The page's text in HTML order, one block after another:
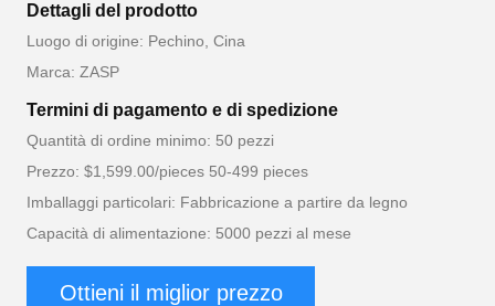
Dettagli del prodotto
Luogo di origine: Pechino, Cina
Marca: ZASP
Termini di pagamento e di spedizione
Quantità di ordine minimo: 50 pezzi
Prezzo: $1,599.00/pieces 50-499 pieces
Imballaggi particolari: Fabbricazione a partire da legno
Capacità di alimentazione: 5000 pezzi al mese
Ottieni il miglior prezzo